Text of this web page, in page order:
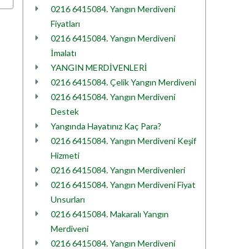
0216 6415084. Yangın Merdiveni
Fiyatları
0216 6415084. Yangın Merdiveni
İmalatı
YANGIN MERDİVENLERİ
0216 6415084. Çelik Yangın Merdiveni
0216 6415084. Yangın Merdiveni
Destek
Yangında Hayatınız Kaç Para?
0216 6415084. Yangın Merdiveni Keşif
Hizmeti
0216 6415084. Yangın Merdivenleri
0216 6415084. Yangın Merdiveni Fiyat
Unsurları
0216 6415084. Makaralı Yangın
Merdiveni
0216 6415084. Yangın Merdiveni